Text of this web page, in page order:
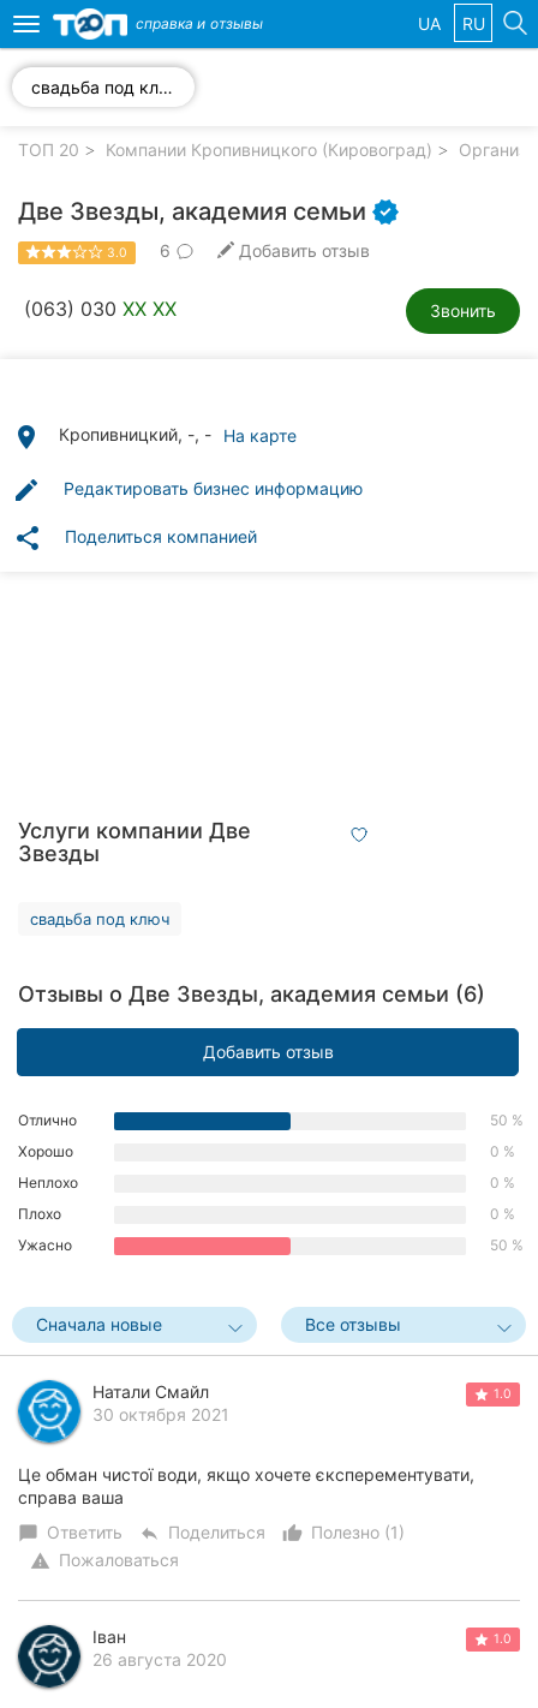
компании
клиники
Автошколы
Все
города:
Житомир
Ровно
Киев
Харьков
Запорожье
Днепр
Кривой
Рог
Херсон
Полтава
Toggle
navigation
справка и отзывы UA RU
свадьба под ключ
ТОП 20 Компании Кропивницкого (Кировоград)
Две Звезды, академия семьи
3.0 6 Добавить отзыв
(063) 030 XX XX Звонить
place Кропивницкий, -, - На карте
edit Редактировать бизнес информацию
share Поделиться компанией
Услуги компании Две
Звезды
свадьба под ключ
Отзывы о Две Звезды, академия семьи (6)
Добавить отзыв
Отлично
50 %
Хорошо
0 %
Неплохо
0 %
Плохо
0 %
Ужасно
50 %
Сначала новые Все отзывы
Натали Смайл
30 октября 2021
1.0
Це обман чистої води, якщо хочете єксперементувати,
справа ваша
chat_bubble Ответить reply Поделиться thumb_up_alt
Полезно (1)
warning Пожаловаться
Іван
26 августа 2020
1.0